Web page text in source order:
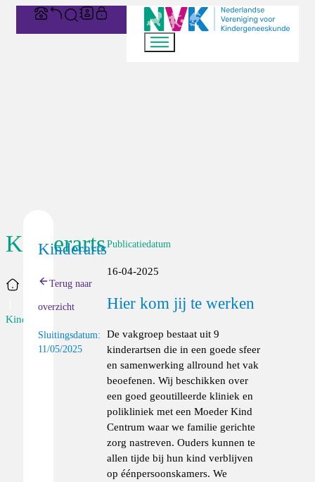
Kinderarts
Home
Kinderarts
Kinderarts
Terug naar
overzicht
Sluitingsdatum:
11/05/2025
Publicatiedatum
16-04-2025
Hier kom jij te werken
De vakgroep bestaat uit 9
kinderartsen die in een goede sfeer
en samenwerking allround het vak
beoefenen. Wij beschikken over
een goed geoutilleerde kliniek en
polikliniek met een Moeder Kind
Centrum waar we familie gerichte
zorg nastreven. Ouders kunnen te
allen tijde bij hun kind verblijven
op éénpersoonskamers. We